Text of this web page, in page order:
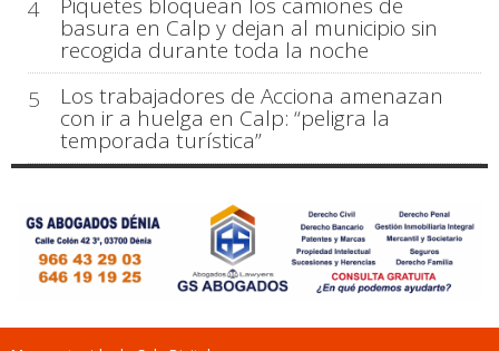
4
basura en Calp y dejan al municipio sin
recogida durante toda la noche
5
Los trabajadores de Acciona amenazan
con ir a huelga en Calp: “peligra la
temporada turística”